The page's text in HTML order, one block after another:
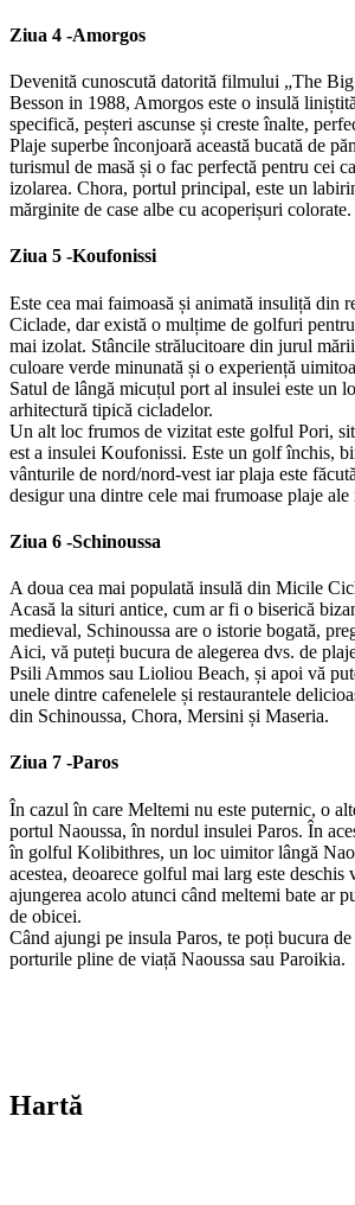
Ziua 4 -Amorgos
Devenită cunoscută datorită filmului „The
Besson in 1988, Amorgos este o insulă
specifică, peșteri ascunse și creste înalte,
Plaje superbe înconjoară această bucată de
turismul de masă și o fac perfectă pentru cei
izolarea. Chora, portul principal, este un
mărginite de case albe cu acoperișuri colorate.
Ziua 5 -Koufonissi
Este cea mai faimoasă și animată insuliță din
Ciclade, dar există o mulțime de golfuri
mai izolat. Stâncile strălucitoare din jurul
culoare verde minunată și o experiență
Satul de lângă micuțul port al insulei este un
arhitectură tipică cicladelor.
Un alt loc frumos de vizitat este golful Pori,
est a insulei Koufonissi. Este un golf închis,
vânturile de nord/nord-vest iar plaja este
desigur una dintre cele mai frumoase plaje
Ziua 6 -Schinoussa
A doua cea mai populată insulă din Micile
Acasă la situri antice, cum ar fi o biserică
medieval, Schinoussa are o istorie bogată,
Aici, vă puteți bucura de alegerea dvs. de
Psili Ammos sau Lioliou Beach, și apoi vă
unele dintre cafenelele și restaurantele
din Schinoussa, Chora, Mersini și Maseria.
Ziua 7 -Paros
În cazul în care Meltemi nu este puternic, o
portul Naoussa, în nordul insulei Paros. În
în golful Kolibithres, un loc uimitor lângă
acestea, deoarece golful mai larg este deschis
ajungerea acolo atunci când meltemi bate ar
de obicei.
Când ajungi pe insula Paros, te poți bucura
porturile pline de viață Naoussa sau Paroikia.
Hartă